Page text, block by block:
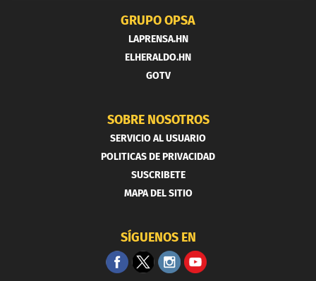
GRUPO OPSA
LAPRENSA.HN
ELHERALDO.HN
GOTV
SOBRE NOSOTROS
SERVICIO AL USUARIO
POLITICAS DE PRIVACIDAD
SUSCRIBETE
MAPA DEL SITIO
SÍGUENOS EN